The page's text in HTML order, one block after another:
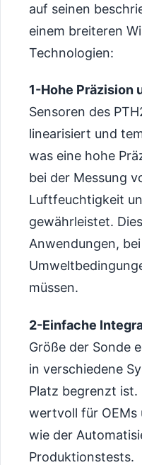
auf seinen
einem breiteren
Technologien:
1-Hohe Präzision
Sensoren des
linearisiert und
was eine hohe
bei der Messung
Luftfeuchtigkeit
gewährleistet.
Anwendungen,
müssen.
2-Einfache
Größe der Sonde
in verschiedene
Platz begrenzt ist.
wertvoll für OEMs
wie der
Produktionstests.